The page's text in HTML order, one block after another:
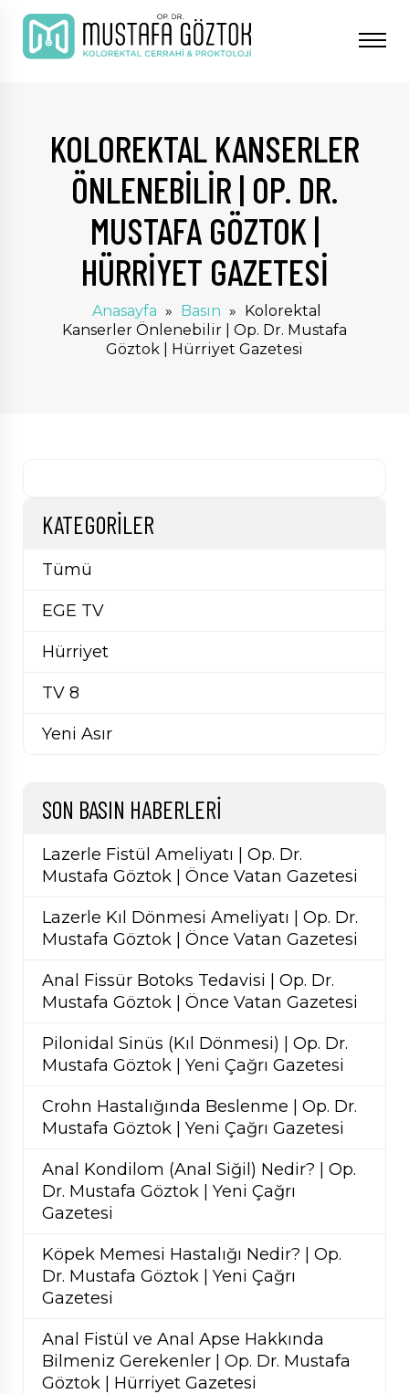
KOLOREKTAL KANSERLER
ÖNLENEBILIR | OP. DR.
MUSTAFA GÖZTOK |
HÜRRIYET GAZETESI
Anasayfa » Basın » Kolorektal
Kanserler Önlenebilir | Op. Dr. Mustafa
Göztok | Hürriyet Gazetesi
KATEGORILER
Tümü
EGE TV
Hürriyet
TV 8
Yeni Asır
SON BASIN HABERLERI
Lazerle Fistül Ameliyatı | Op. Dr.
Mustafa Göztok | Önce Vatan Gazetesi
Lazerle Kıl Dönmesi Ameliyatı | Op. Dr.
Mustafa Göztok | Önce Vatan Gazetesi
Anal Fissür Botoks Tedavisi | Op. Dr.
Mustafa Göztok | Önce Vatan Gazetesi
Pilonidal Sinüs (Kıl Dönmesi) | Op. Dr.
Mustafa Göztok | Yeni Çağrı Gazetesi
Crohn Hastalığında Beslenme | Op. Dr.
Mustafa Göztok | Yeni Çağrı Gazetesi
Anal Kondilom (Anal Siğil) Nedir? | Op.
Dr. Mustafa Göztok | Yeni Çağrı
Gazetesi
Köpek Memesi Hastalığı Nedir? | Op.
Dr. Mustafa Göztok | Yeni Çağrı
Gazetesi
Anal Fistül ve Anal Apse Hakkında
Bilmeniz Gerekenler | Op. Dr. Mustafa
Göztok | Hürriyet Gazetesi